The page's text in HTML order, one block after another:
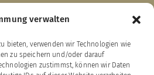
verwalten
bieten, verwenden wir Technologien wie
zu speichern und/oder darauf
zustimmst, können wir Daten